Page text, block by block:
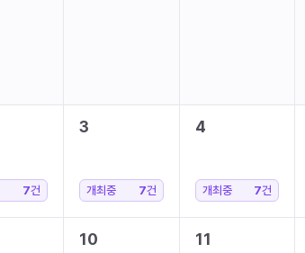
7건
3
개최중 7건
4
개최중 7건
10 11